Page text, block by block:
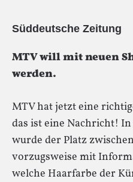
Süddeutsche Zeitung
MTV will mit neuen
werden.
MTV hat jetzt eine
das ist eine Nachricht!
wurde der Platz
vorzugsweise mit
welche Haarfarbe der